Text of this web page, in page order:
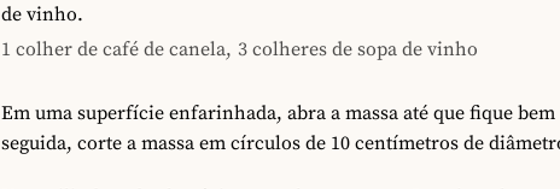
de vinho.
1 colher de café de canela, 3 colheres de sopa de vinho
Em uma superfície enfarinhada, abra a massa até que fique
seguida, corte a massa em círculos de 10 centímetros de